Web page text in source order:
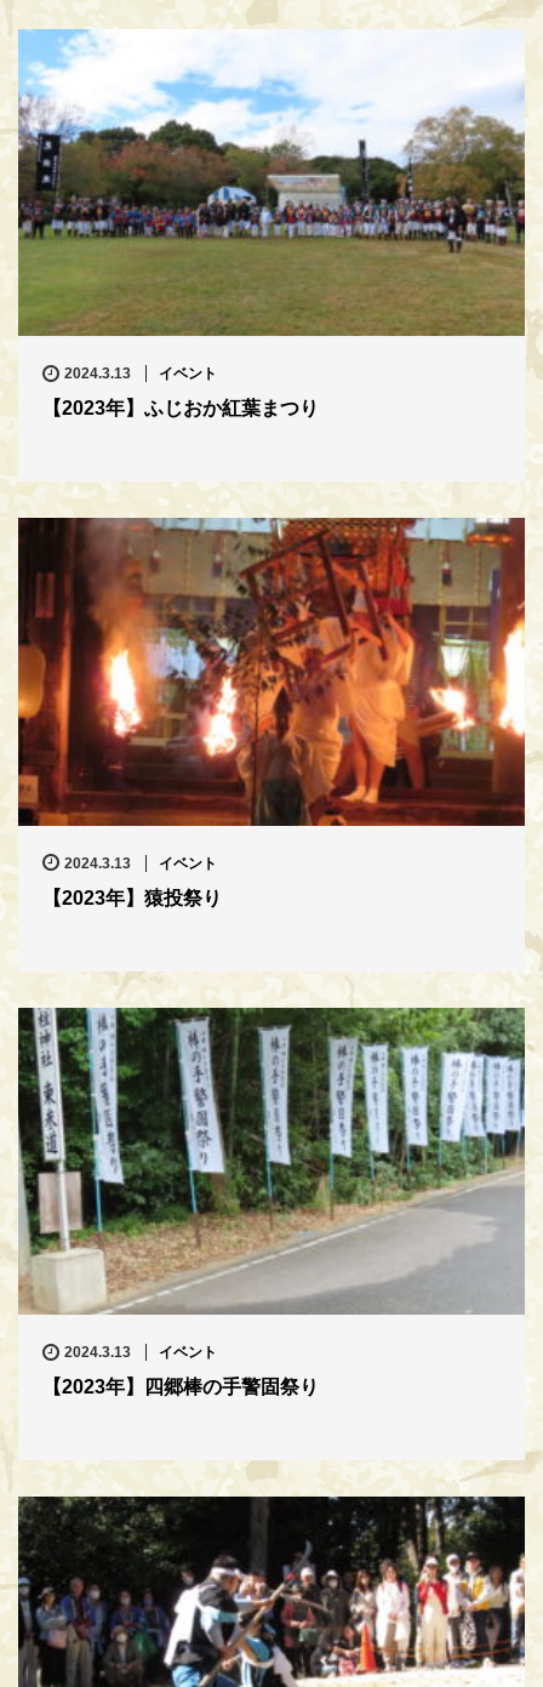
2024.3.13 イベント
【2023年】ふじおか紅葉まつり
2024.3.13 イベント
【2023年】猿投祭り
2024.3.13 イベント
【2023年】四郷棒の手警固祭り